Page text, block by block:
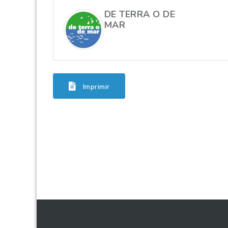
DE TERRA O DE
MAR
Imprimir